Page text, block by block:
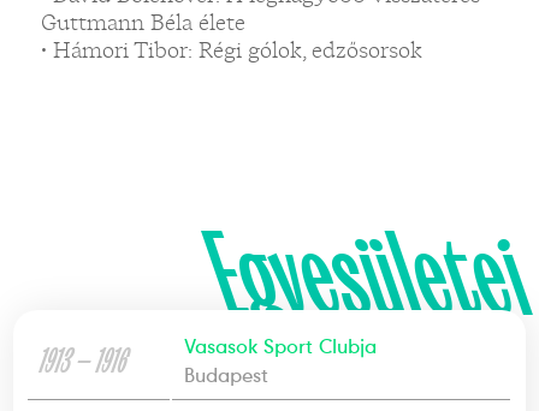
Guttmann Béla élete
• Hámori Tibor: Régi gólok, edzősorsok
Egyesületei
1913 — 1916
Vasasok Sport Clubja
Budapest